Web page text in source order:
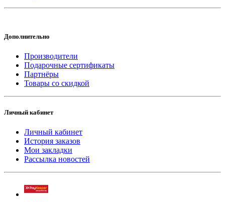
Дополнительно
Производители
Подарочные сертификаты
Партнёры
Товары со скидкой
Личный кабинет
Личный кабинет
История заказов
Мои закладки
Рассылка новостей